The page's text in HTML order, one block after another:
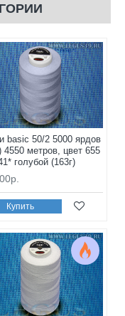
basic 50/2 5000 ярдов
4550 метров, цвет 655
голубой (163г)
Купить